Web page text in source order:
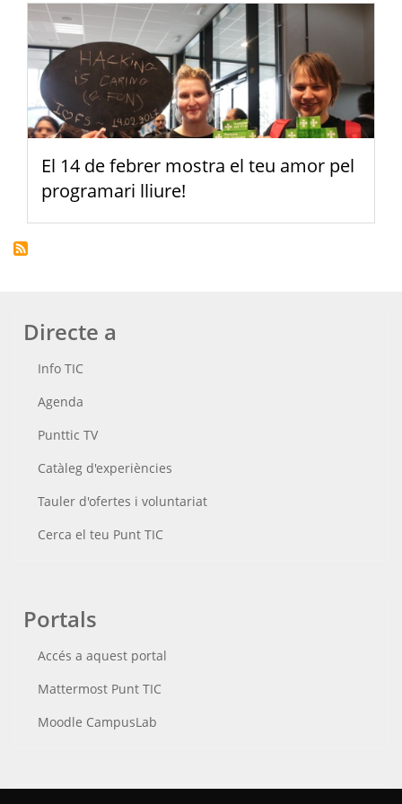
El 14 de febrer mostra el teu amor pel
programari lliure!
Directe a
Info TIC
Agenda
Punttic TV
Catàleg d'experiències
Tauler d'ofertes i voluntariat
Cerca el teu Punt TIC
Portals
Accés a aquest portal
Mattermost Punt TIC
Moodle CampusLab